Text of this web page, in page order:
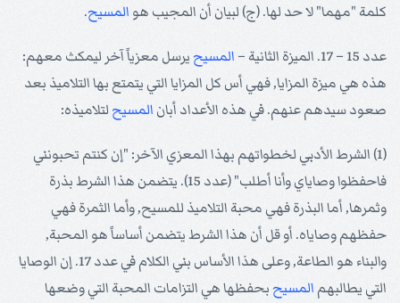
كلمة "مهما" لا حد لها. (ج) لبيان أن المجيب هو المسيح.
عدد 15 – 17. الميزة الثانية – المسيح يرسل معزياً آخر ليمكث معهم:
هذه هي ميزة المزايا, فهي أس كل المزايا التي يتمتع بها التلاميذ بعد
صعود سيدهم عنهم. في هذه الأعداد أبان المسيح لتلاميذه:
(1) الشرط الأدبي لخطواتهم بهذا المعزي الآخر: "إن كنتم تحبونني
فاحفظوا وصاياي وأنا أطلب" (عدد 15). يتضمن هذا الشرط بذرة
وثمرها, أما البذرة فهي محبة التلاميذ للمسيح, وأما الثمرة فهي
حفظهم وصاياه. أو قل أن هذا الشرط يتضمن أساساً هو المحبة,
والبناء هو الطاعة, وعلى هذا الأساس بني الكلام في عدد 17. إن الوصايا
التي يطالبهم المسيح بحفظها هي التزامات المحبة التي وضعها